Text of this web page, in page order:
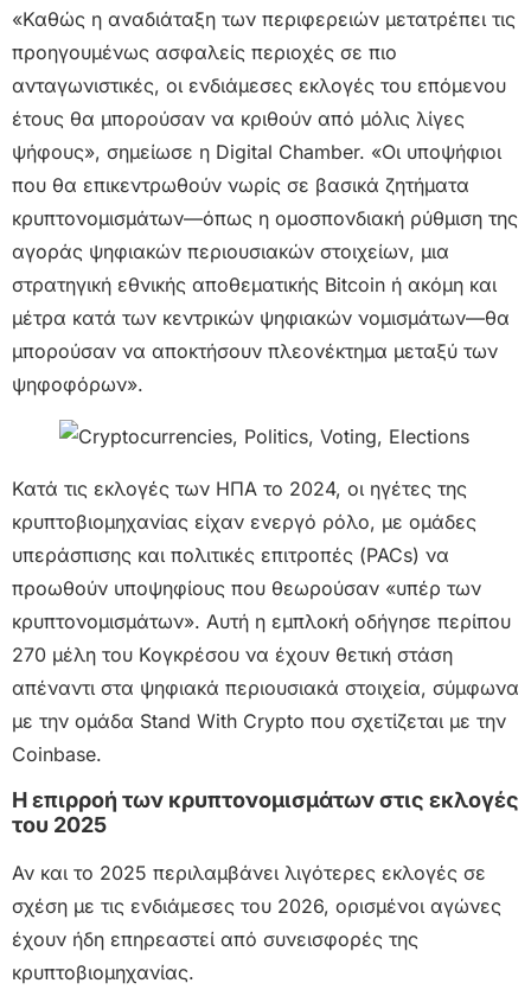
«Καθώς η αναδιάταξη των περιφερειών μετατρέπει τις
προηγουμένως ασφαλείς περιοχές σε πιο
ανταγωνιστικές, οι ενδιάμεσες εκλογές του επόμενου
έτους θα μπορούσαν να κριθούν από μόλις λίγες
ψήφους», σημείωσε η Digital Chamber. «Οι υποψήφιοι
που θα επικεντρωθούν νωρίς σε βασικά ζητήματα
κρυπτονομισμάτων—όπως η ομοσπονδιακή ρύθμιση της
αγοράς ψηφιακών περιουσιακών στοιχείων, μια
στρατηγική εθνικής αποθεματικής Bitcoin ή ακόμη και
μέτρα κατά των κεντρικών ψηφιακών νομισμάτων—θα
μπορούσαν να αποκτήσουν πλεονέκτημα μεταξύ των
ψηφοφόρων».
Κατά τις εκλογές των ΗΠΑ το 2024, οι ηγέτες της
κρυπτοβιομηχανίας είχαν ενεργό ρόλο, με ομάδες
υπεράσπισης και πολιτικές επιτροπές (PACs) να
προωθούν υποψηφίους που θεωρούσαν «υπέρ των
κρυπτονομισμάτων». Αυτή η εμπλοκή οδήγησε περίπου
270 μέλη του Κογκρέσου να έχουν θετική στάση
απέναντι στα ψηφιακά περιουσιακά στοιχεία, σύμφωνα
με την ομάδα Stand With Crypto που σχετίζεται με την
Coinbase.
Η επιρροή των κρυπτονομισμάτων στις εκλογές
του 2025
Αν και το 2025 περιλαμβάνει λιγότερες εκλογές σε
σχέση με τις ενδιάμεσες του 2026, ορισμένοι αγώνες
έχουν ήδη επηρεαστεί από συνεισφορές της
κρυπτοβιομηχανίας.